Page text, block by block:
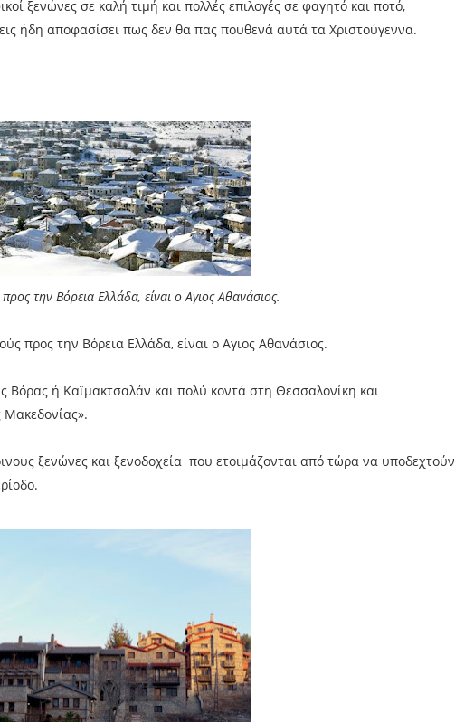
ξενώνες σε καλή τιμή και πολλές επιλογές σε φαγητό και ποτό,
ήδη αποφασίσει πως δεν θα πας πουθενά αυτά τα Χριστούγεννα.
την Βόρεια Ελλάδα, είναι ο Αγιος Αθανάσιος.
προς την Βόρεια Ελλάδα, είναι ο Αγιος Αθανάσιος.
Βόρας ή Καϊμακτσαλάν και πολύ κοντά στη Θεσσαλονίκη και
ξενώνες και ξενοδοχεία που ετοιμάζονται από τώρα να υποδεχτούν